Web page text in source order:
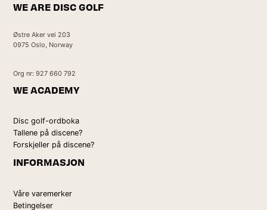
WE ARE DISC GOLF
Østre Aker vei 203
0975 Oslo, Norway
Org nr: 927 660 792
WE ACADEMY
Disc golf-ordboka
Tallene på discene?
Forskjeller på discene?
INFORMASJON
Våre varemerker
Betingelser